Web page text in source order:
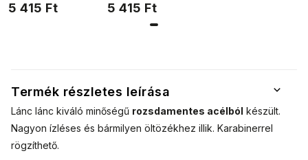
Termék részletes leírása
Lánc lánc kiváló minőségű rozsdamentes acélból készült.
Nagyon ízléses és bármilyen öltözékhez illik. Karabinerrel
rögzíthető.
5 415 Ft
készült nyaklánc
5 415 Ft
készült nyaklánc
medállal, finom, kör